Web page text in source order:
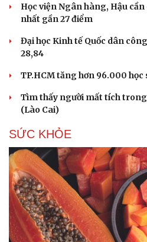
Du lịch
Tư vấn
Săn Tour
check-in
Học viện Ngân hàng, Hậu
nhất gần 27 điểm
Đại học Kinh tế Quốc dân
28,84
TP.HCM tăng hơn 96.000
Tìm thấy người mất tích trong
(Lào Cai)
SỨC KHỎE